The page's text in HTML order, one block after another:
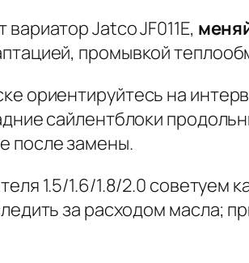
вариатор Jatco JF011E,
промывкой
ориентируйтесь на
сайлентблоки
после замены.
1.5/1.6/1.8/2.0 советуем
за расходом масла;